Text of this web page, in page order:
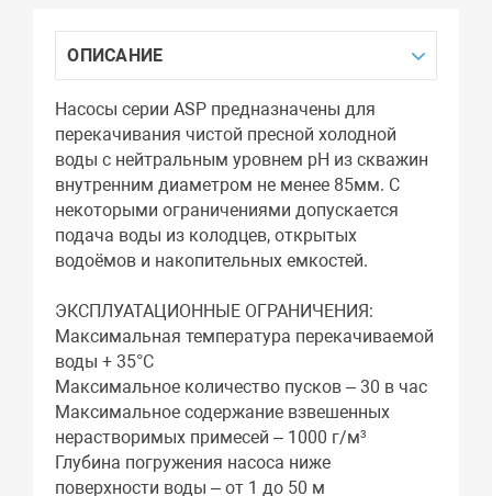
ОПИСАНИЕ
Насосы серии ASP предназначены для
перекачивания чистой пресной холодной
воды с нейтральным уровнем pH из скважин
внутренним диаметром не менее 85мм. С
некоторыми ограничениями допускается
подача воды из колодцев, открытых
водоёмов и накопительных емкостей.
ЭКСПЛУАТАЦИОННЫЕ ОГРАНИЧЕНИЯ:
Максимальная температура перекачиваемой
воды + 35°С
Максимальное количество пусков – 30 в час
Максимальное содержание взвешенных
нерастворимых примесей – 1000 г/м³
Глубина погружения насоса ниже
поверхности воды – от 1 до 50 м